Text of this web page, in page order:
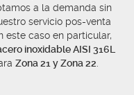
a la demanda sin
servicio pos-venta
este caso en particular,
inoxidable AISI 316L
Zona 21 y Zona 22